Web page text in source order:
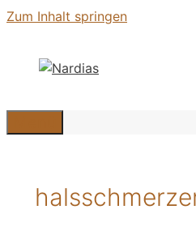
Zum Inhalt springen